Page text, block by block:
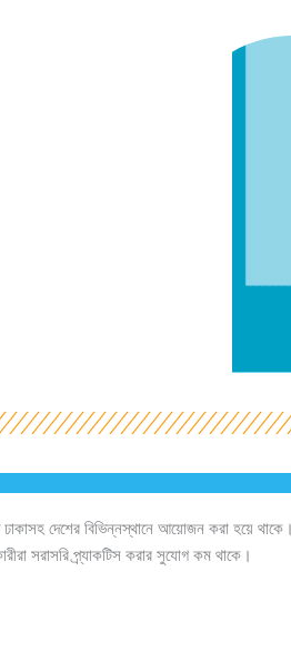
দেশের বিভিন্নস্থানে আয়োজন করা হয়ে থাকে।
সরাসরি প্র্যাকটিস করার সুযোগ কম থাকে।